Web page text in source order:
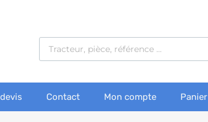
Contact Mon compte Panier